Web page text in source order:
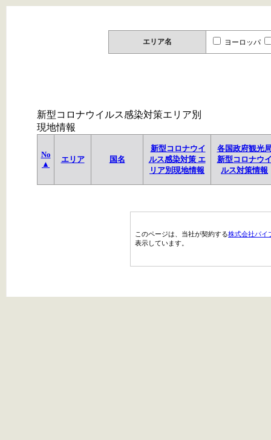
エリア名 ヨーロッパ
新型コロナウイルス感染対策エリア別
現地情報
No
▲
エリア 国名
新型コロナウイ
ルス感染対策 エ
リア別現地情報
各国政府観光
新型コロナウ
ルス対策情報
このページは、当社が契約する株式会社パイ
表示しています。